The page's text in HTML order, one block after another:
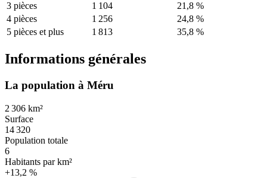
3 pièces
1 104
21,8 %
4 pièces
1 256
24,8 %
5 pièces et plus
1 813 35,8 %
Informations générales
La population à Méru
2 306 km²
Surface
14 320
Population totale
6
Habitants par km²
+13,2 %